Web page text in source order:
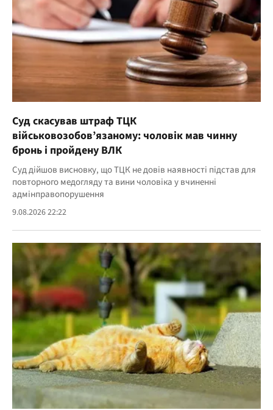
Суд скасував штраф ТЦК
військовозобов’язаному: чоловік мав чинну
бронь і пройдену ВЛК
Суд дійшов висновку, що ТЦК не довів наявності підстав для
повторного медогляду та вини чоловіка у вчиненні
адмінправопорушення
9.08.2026 22:22